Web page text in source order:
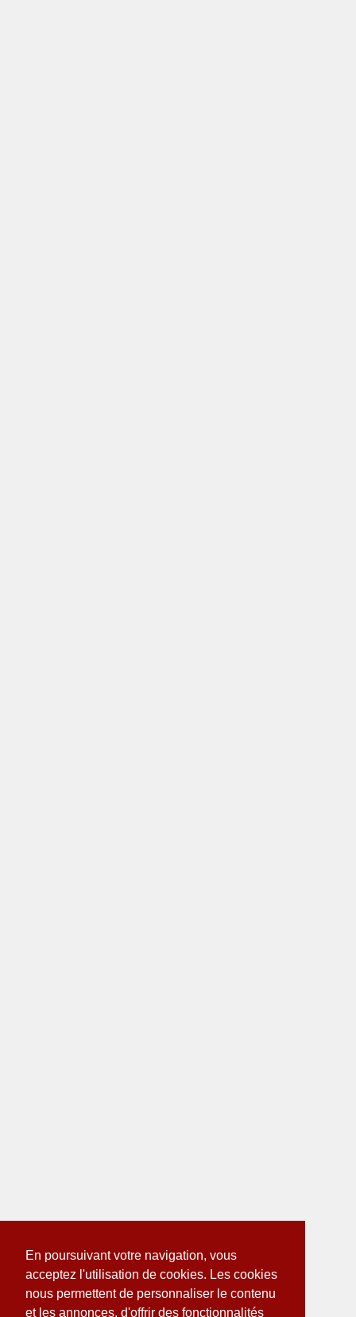
En poursuivant votre navigation, vous
acceptez l'utilisation de cookies. Les cookies
nous permettent de personnaliser le contenu
et les annonces, d'offrir des fonctionnalités